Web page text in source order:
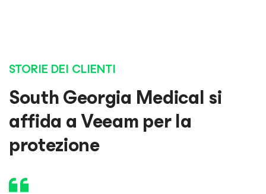
STORIE DEI CLIENTI
South Georgia Medical si
affida a Veeam per la
protezione